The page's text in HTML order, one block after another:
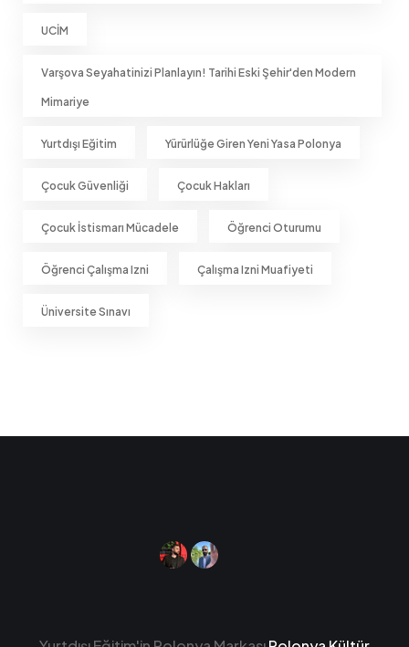
UCİM
Varşova Seyahatinizi Planlayın! Tarihi Eski Şehir'den Modern
Mimariye
Yurtdışı Eğitim Yürürlüğe Giren Yeni Yasa Polonya
Çocuk Güvenliği Çocuk Hakları
Çocuk İstismarı Mücadele Öğrenci Oturumu
Öğrenci Çalışma Izni Çalışma Izni Muafiyeti
Üniversite Sınavı
Yurtdışı Eğitim'in Polonya Markası
Ücretsiz Danışmanlık